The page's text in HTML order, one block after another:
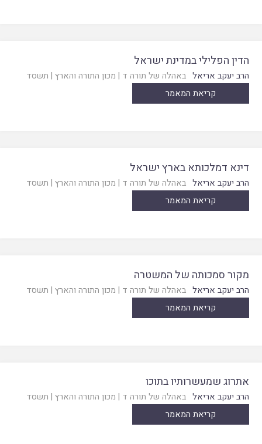
הדין הפלילי במדינת ישראל
הרב יעקב אריאל באהלה של תורה ד | מכון התורה והארץ | תשסד
קריאת המאמר
דינא דמלכותא בארץ ישראל
הרב יעקב אריאל באהלה של תורה ד | מכון התורה והארץ | תשסד
קריאת המאמר
מקור סמכותה של המשטרה
הרב יעקב אריאל באהלה של תורה ד | מכון התורה והארץ | תשסד
קריאת המאמר
אתרוג שמעשרותיו בתוכו
הרב יעקב אריאל באהלה של תורה ד | מכון התורה והארץ | תשסד
קריאת המאמר